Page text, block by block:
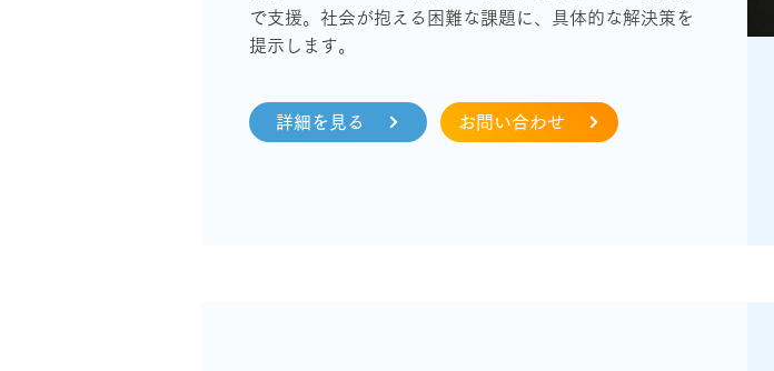
で支援。社会が抱える困難な課題に、具体的な解決策を
提示します。
詳細を見る お問い合わせ